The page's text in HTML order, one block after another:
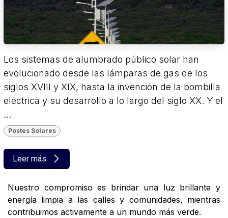
Los sistemas de alumbrado público solar han
evolucionado desde las lámparas de gas de los
siglos XVIII y XIX, hasta la invención de la bombilla
eléctrica y su desarrollo a lo largo del siglo XX. Y el
...
Postes Solares
Leer más
Nuestro compromiso es brindar una luz brillante y
energía limpia a las calles y comunidades, mientras
contribuimos activamente a un mundo más verde.